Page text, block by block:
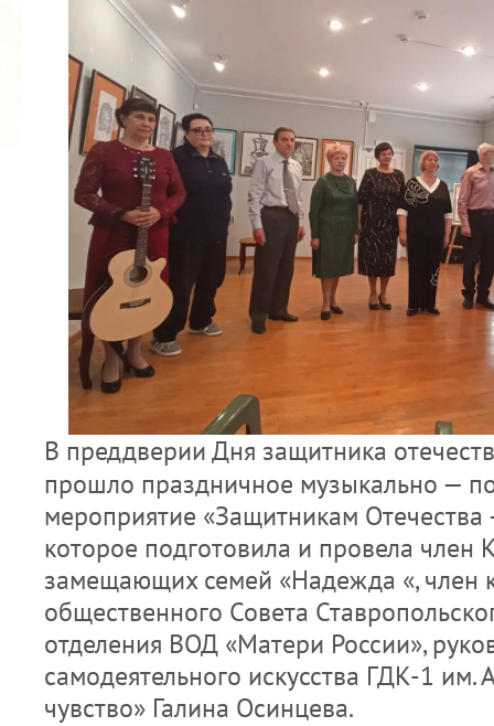
В преддверии Дня защитника
прошло праздничное музыкально —
мероприятие «Защитникам Отечества
которое подготовила и провела
замещающих семей «Надежда «, член
общественного Совета
отделения ВОД «Матери России»,
самодеятельного искусства ГДК-1 им.
чувство» Галина Осинцева.
КУБОК ДРУЖБЫ
02.09.2019